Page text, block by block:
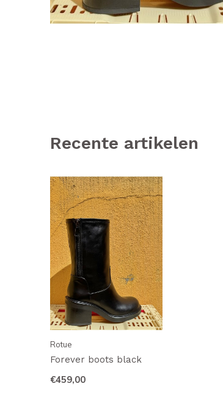
Recente artikelen
Rotue
Forever boots black
€459,00